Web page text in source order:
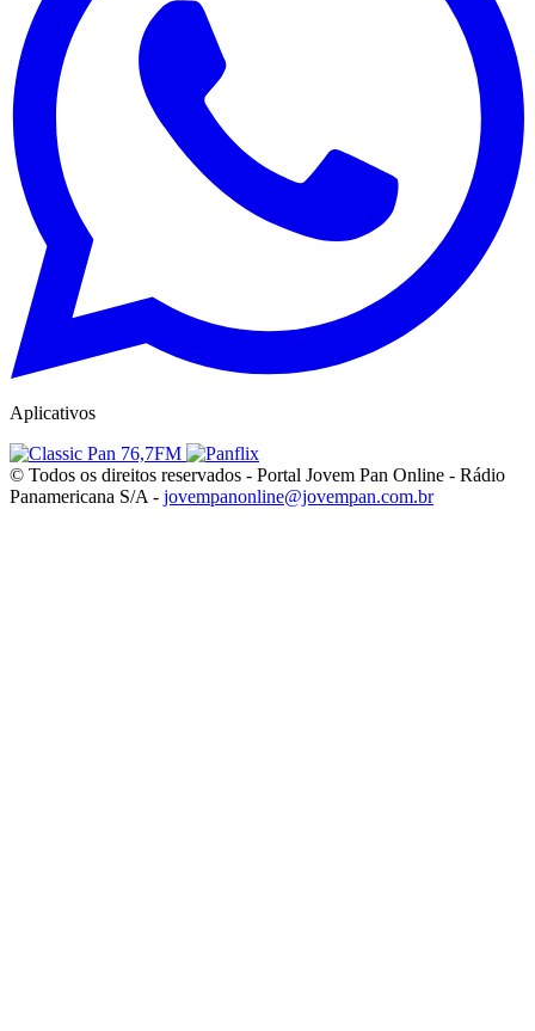
Aplicativos
© Todos os direitos reservados - Portal Jovem Pan Online - Rádio
Panamericana S/A - jovempanonline@jovempan.com.br